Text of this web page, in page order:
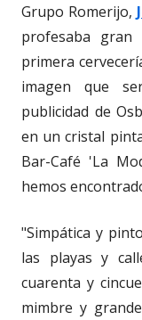
Grupo Romerijo,
profesaba
primera
imagen que
publicidad de
en un cristal
Bar-Café 'La
hemos
"Simpática y
las playas y
cuarenta y
mimbre y